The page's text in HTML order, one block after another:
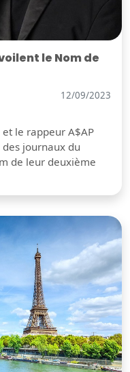
le Nom de
12/09/2023
le rappeur A$AP
journaux du
de leur deuxième